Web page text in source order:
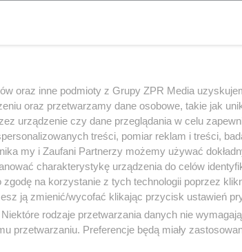
ta wytoczyła mu sprawę o znęcanie się.
oraz inne podmioty z Grupy ZPR Media
oraz przetwarzamy dane osobowe, takie jak
urządzenie czy dane przeglądania w celu
treści, pomiar reklam i treści,
my i Zaufani Partnerzy możemy używać
charakterystykę urządzenia do celów
na korzystanie z tych technologii poprzez
ją zmienić/wycofać klikając przycisk ustawień
Niektóre rodzaje przetwarzania danych nie
przetwarzaniu. Preferencje będą miały